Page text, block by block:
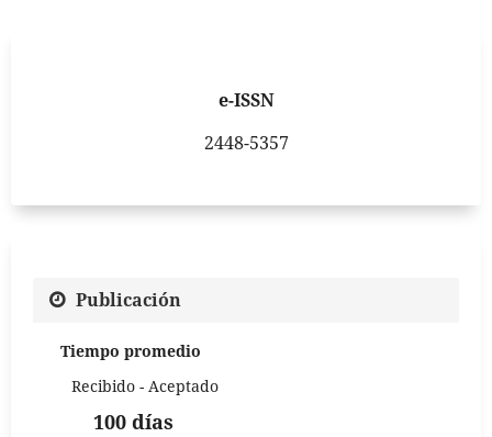
e-ISSN
2448-5357
Publicación
Tiempo promedio
Recibido - Aceptado
100 días